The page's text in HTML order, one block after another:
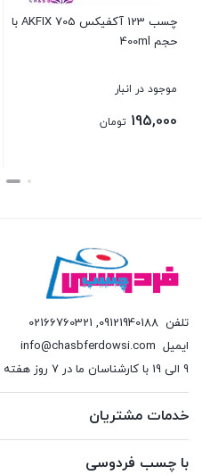
چسب 123 آکفیکس 705 AKFIX با
حجم 400ml
موجود در انبار
195,000 تومان
تلفن 09121940188
,
02166760321
ایمیل info@chasbferdowsi.com
9 الی 19 با کارشناسان ما در 7 روز هفته در تماس باشید.
خدمات مشتریان
با چسب فردوسی